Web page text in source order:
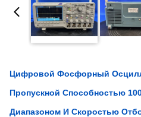
Цифровой Фосфорный
Пропускной Способностью
Диапазоном И Скоростью